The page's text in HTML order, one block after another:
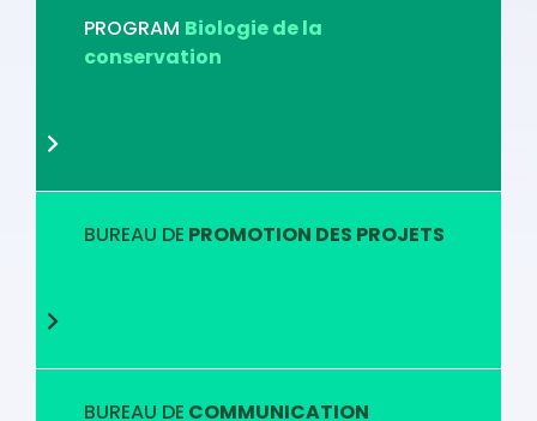
PROGRAM Biologie de la
conservation
BUREAU DE PROMOTION DES PROJETS
BUREAU DE COMMUNICATION